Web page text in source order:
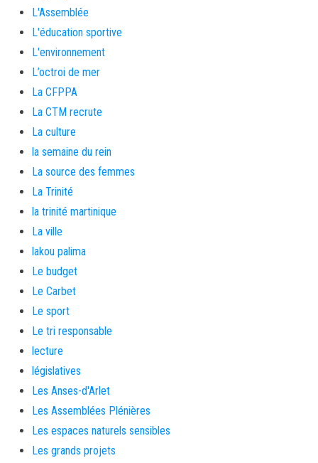
L'Assemblée
L'éducation sportive
L'environnement
L’octroi de mer
La CFPPA
La CTM recrute
La culture
la semaine du rein
La source des femmes
La Trinité
la trinité martinique
La ville
lakou palima
Le budget
Le Carbet
Le sport
Le tri responsable
lecture
législatives
Les Anses-d'Arlet
Les Assemblées Plénières
Les espaces naturels sensibles
Les grands projets